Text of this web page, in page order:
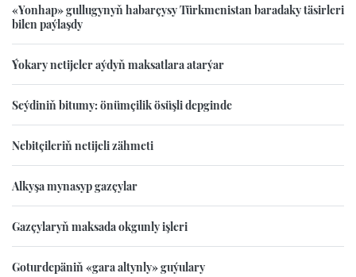
«Yonhap» gullugynyň habarçysy Türkmenistan baradaky täsirleri
bilen paýlaşdy
Ýokary netijeler aýdyň maksatlara atarýar
Seýdiniň bitumy: önümçilik ösüşli depginde
Nebitçileriň netijeli zähmeti
Alkyşa mynasyp gazçylar
Gazçylaryň maksada okgunly işleri
Goturdepäniň «gara altynly» guýulary